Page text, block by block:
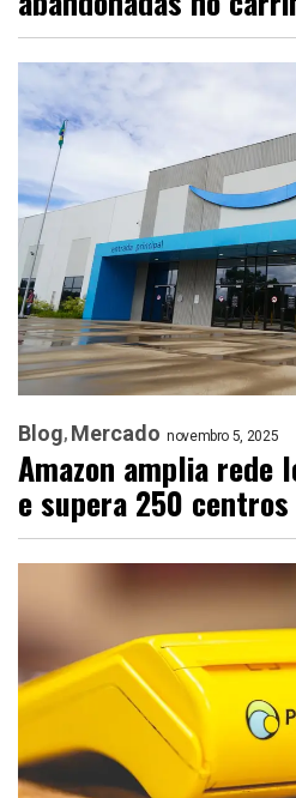
Blog Mercado novembro 5, 2025
Amazon amplia
e supera 250 centros